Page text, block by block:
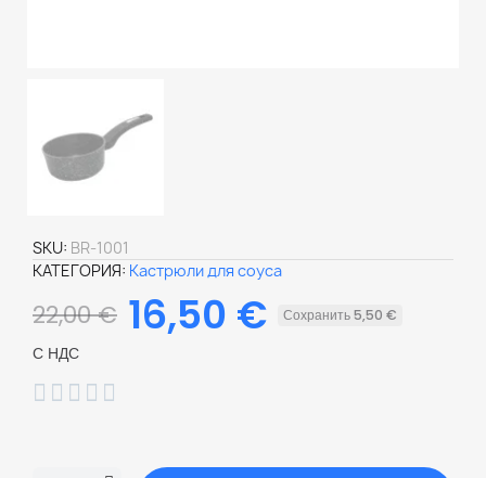
SKU BR-1001
КАТЕГОРИЯ Кастрюли для соуса
22,00 € 16,50 € Сохранить 5,50 €
С НДС
    